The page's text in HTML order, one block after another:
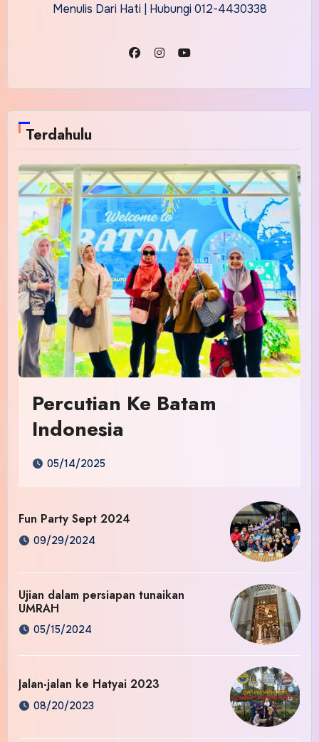
Menulis Dari Hati | Hubungi 012-4430338
Terdahulu
Percutian Ke Batam
Indonesia
05/14/2025
Fun Party Sept 2024
09/29/2024
Ujian dalam persiapan tunaikan
UMRAH
05/15/2024
Jalan-jalan ke Hatyai 2023
08/20/2023